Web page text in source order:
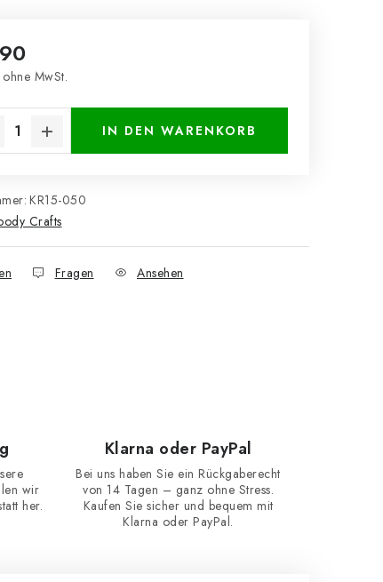
MwSt.
IN DEN WARENKORB
KR15-050
Crafts
Fragen Ansehen
wir
her.
Klarna oder PayPal
Bei uns haben Sie ein Rückgaberecht
von 14 Tagen – ganz ohne Stress.
Kaufen Sie sicher und bequem mit
Klarna oder PayPal.